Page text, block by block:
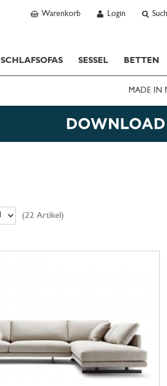
Warenkorb Login
SCHLAFSOFAS SESSEL BETTEN
MADE IN
(22 Artikel)